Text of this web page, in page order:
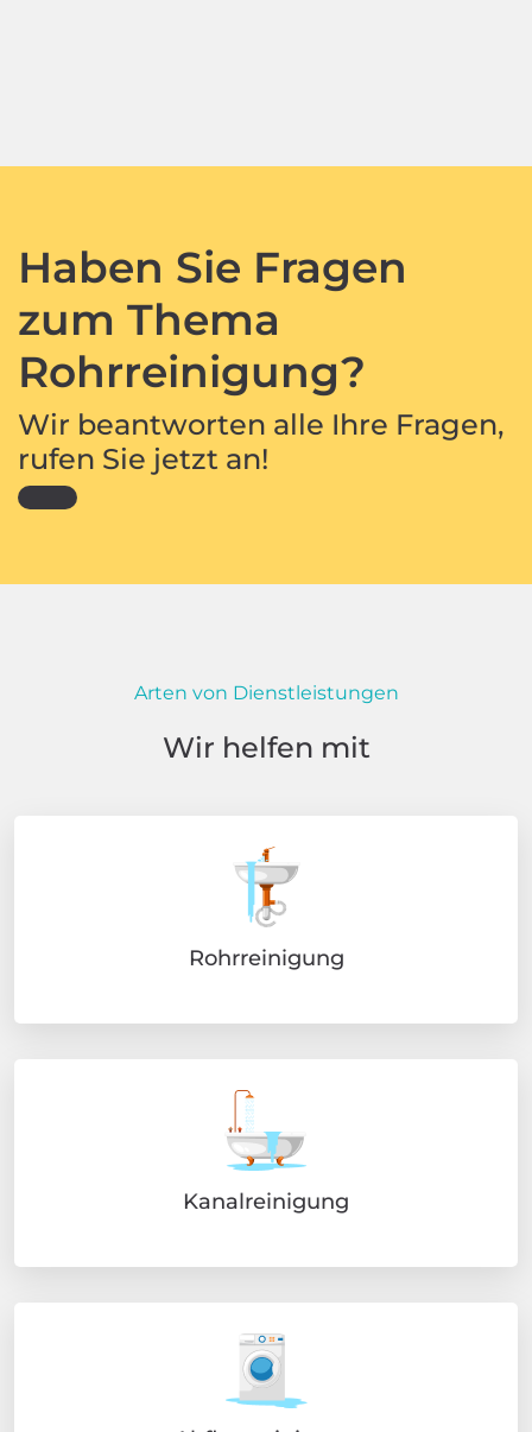
Haben Sie Fragen
zum Thema
Rohrreinigung?
Wir beantworten alle Ihre Fragen,
rufen Sie jetzt an!
Arten von Dienstleistungen
Wir helfen mit
Rohrreinigung
Kanalreinigung